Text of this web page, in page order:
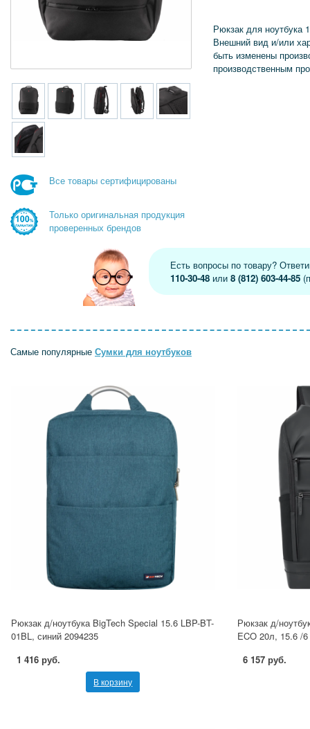
Все товары сертифицированы
Только оригинальная продукция
проверенных брендов
Рюкзак для ноутбука
Внешний вид и/или
быть изменены
производственным
Есть вопросы по товару?
110-30-48 или8 (812) 603-44-85
Самые популярные Сумки для ноутбуков
Рюкзак д/ноутбука BigTech Special 15.6 LBP-BT-
01BL, синий 2094235
1 416 руб.
В корзину
Рюкзак д/
ECO 20л, 15.6 /
6 157 руб.